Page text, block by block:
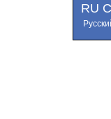
RU